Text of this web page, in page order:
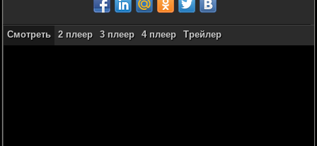
Смотреть 2 плеер 3 плеер 4 плеер Трейлер